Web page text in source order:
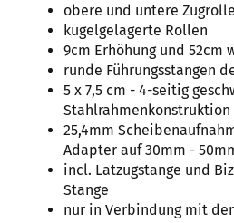
obere und untere
kugelgelagerte Rollen
9cm Erhöhung und 52cm
runde Führungsstangen
5 x 7,5 cm - 4-seitig
Stahlrahmenkonstruktion
25,4mm
Adapter auf 30mm -
incl. Latzugstange und
Stange
nur in Verbindung mit